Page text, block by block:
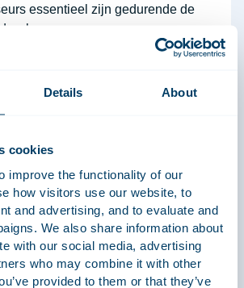
Details About
cookies
improve the functionality of our
how visitors use our website, to
and advertising, and to evaluate and
We also share information about
with our social media, advertising
who may combine it with other
provided to them or that they’ve
essentieel zijn gedurende de
Of bedrijven nu te
operationele tegenslagen,
of bredere marktdruk, bedrijven
juridisch advies nodig om waarde
risico's te beheersen.